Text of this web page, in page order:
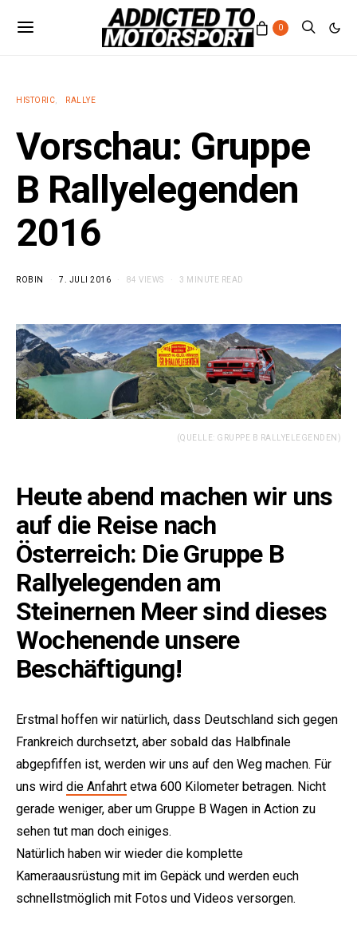
0
HISTORIC RALLYE
Vorschau: Gruppe
B Rallyelegenden
2016
ROBIN 7. JULI 2016 84 VIEWS 3 MINUTE READ
(QUELLE: GRUPPE B RALLYELEGENDEN)
Heute abend machen wir uns
auf die Reise nach
Österreich: Die Gruppe B
Rallyelegenden am
Steinernen Meer sind dieses
Wochenende unsere
Beschäftigung!
Erstmal hoffen wir natürlich, dass Deutschland sich gegen
Frankreich durchsetzt, aber sobald das Halbfinale
abgepfiffen ist, werden wir uns auf den Weg machen. Für
uns wird die Anfahrt etwa 600 Kilometer betragen. Nicht
gerade weniger, aber um Gruppe B Wagen in Action zu
sehen tut man doch einiges.
Natürlich haben wir wieder die komplette
Kameraausrüstung mit im Gepäck und werden euch
schnellstmöglich mit Fotos und Videos versorgen.